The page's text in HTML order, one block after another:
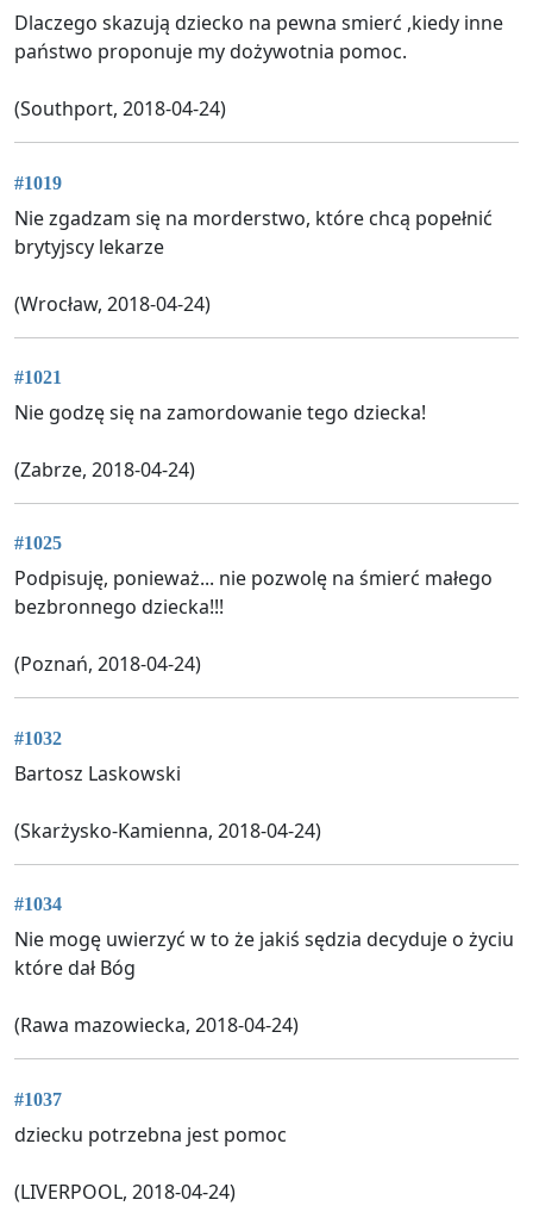
Dlaczego skazują dziecko na pewna smierć ,kiedy inne
państwo proponuje my dożywotnia pomoc.
(Southport, 2018-04-24)
#1019
Nie zgadzam się na morderstwo, które chcą popełnić
brytyjscy lekarze
(Wrocław, 2018-04-24)
#1021
Nie godzę się na zamordowanie tego dziecka!
(Zabrze, 2018-04-24)
#1025
Podpisuję, ponieważ... nie pozwolę na śmierć małego
bezbronnego dziecka!!!
(Poznań, 2018-04-24)
#1032
Bartosz Laskowski
(Skarżysko-Kamienna, 2018-04-24)
#1034
Nie mogę uwierzyć w to że jakiś sędzia decyduje o życiu
które dał Bóg
(Rawa mazowiecka, 2018-04-24)
#1037
dziecku potrzebna jest pomoc
(LIVERPOOL, 2018-04-24)